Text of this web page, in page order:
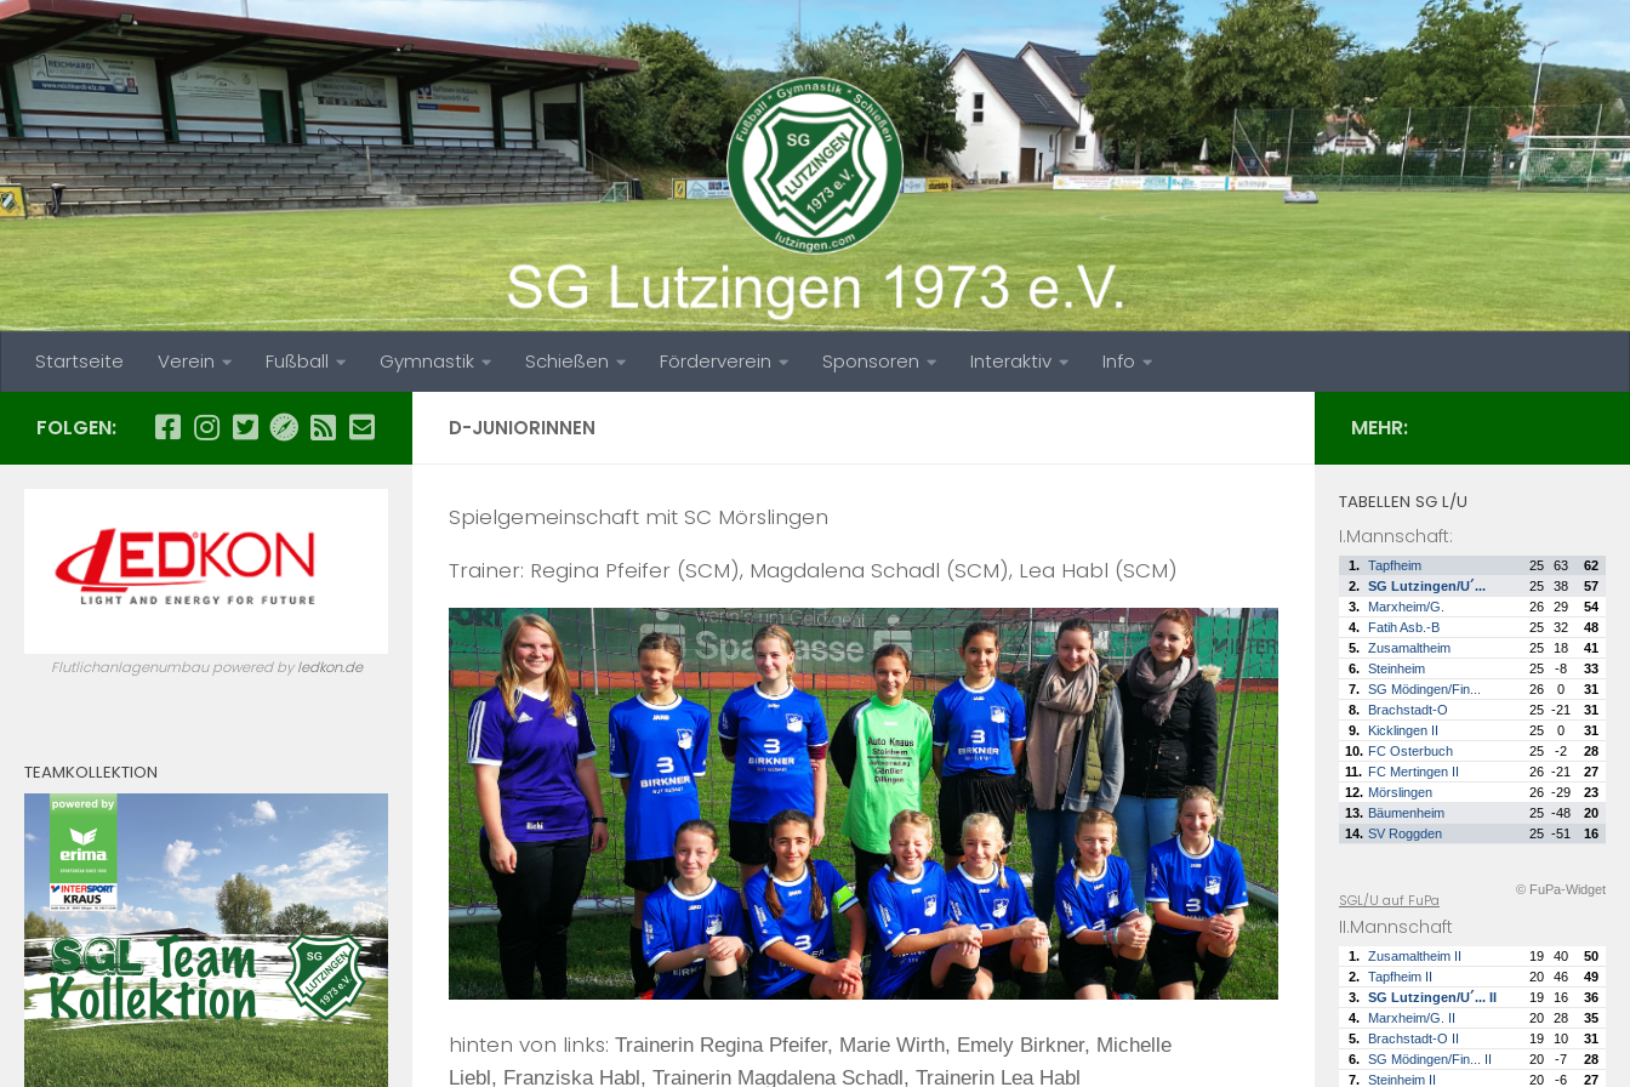
Zum Inhalt springen
Startseite Verein Fußball Gymnastik Schießen Förderverein Sponsoren Interaktiv Info
D-JUNIORINNEN
Spielgemeinschaft mit SC Mörslingen
Trainer: Regina Pfeifer (SCM), Magdalena Schadl (SCM), Lea Habl (SCM)
hinten von links: Trainerin Regina Pfeifer, Marie Wirth, Emely Birkner, Michelle
Liebl, Franziska Habl, Trainerin Magdalena Schadl, Trainerin Lea Habl
FOLGEN:
Flutlichanlagenumbau powered byledkon.de
TEAMKOLLEKTION
MEHR:
TABELLEN SG L/U
I.Mannschaft:
1. Tapfheim 25 63
62
2.
SG Lutzingen/U´... 25 38
57
3.
Marxheim/G. 26 29
54
4.
Fatih Asb.-B 25 32
48
5.
Zusamaltheim 25 18
41
6.
Steinheim 25 -8
33
7.
SG Mödingen/Fin... 26 0
31
8.
Brachstadt-O 25 -21
31
9.
Kicklingen II 25 0
31
10. FC Osterbuch 25 -2
28
11. FC Mertingen II 26 -21
27
12. Mörslingen 26 -29
23
13. Bäumenheim 25 -48
20
14. SV Roggden 25 -51 16
© FuPa-Widget
SGL/U auf FuPa
II.Mannschaft
1. Zusamaltheim II 19 40
50
2.
Tapfheim II 20 46
49
3.
SG Lutzingen/U´... II 19 16
36
4.
Marxheim/G. II 20 28
35
5.
Brachstadt-O II 19 10
31
6.
SG Mödingen/Fin... II 20 -7
28
7.
Steinheim II 20 -6
27